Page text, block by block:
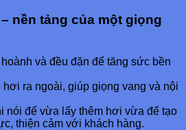
nền tảng của một giọng
và đều đặn để tăng sức bền
hơi ra ngoài, giúp giọng vang và nội
nói để vừa lấy thêm hơi vừa để tạo
thiện cảm với khách hàng.